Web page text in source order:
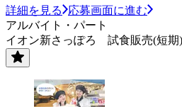
詳細を見る
応募画面に進む
アルバイト・パート
イオン新さっぽろ 試食販売(短期